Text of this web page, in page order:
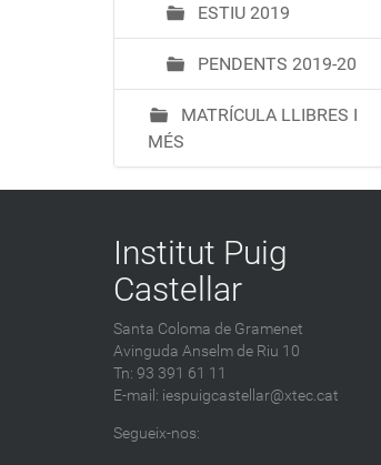
ESTIU 2019
PENDENTS 2019-20
MATRÍCULA LLIBRES I
MÉS
Institut Puig
Castellar
Santa Coloma de Gramenet
Avinguda Anselm de Riu 10
Tn: 93 391 61 11
E-mail: iespuigcastellar@xtec.cat
Segueix-nos: